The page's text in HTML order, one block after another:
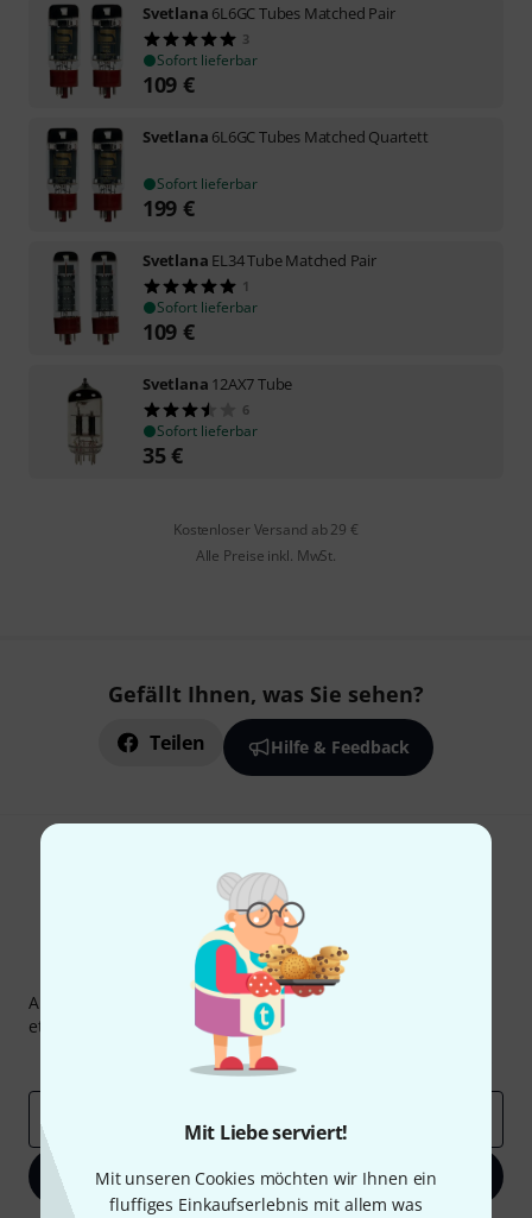
Mit Liebe serviert!
Mit unseren Cookies möchten wir Ihnen ein
fluffiges Einkaufserlebnis mit allem was
Svetlana 6L6GC Tubes Matched Pair
3
Sofort lieferbar
109 €
Svetlana 6L6GC Tubes Matched Quartett
Sofort lieferbar
199 €
Svetlana EL34 Tube Matched Pair
1
Sofort lieferbar
109 €
Svetlana 12AX7 Tube
6
Sofort lieferbar
35€
Kostenloser Versand ab 29 €
Alle Preise inkl. MwSt.
Gefällt Ihnen, was Sie sehen?
Teilen Hilfe & Feedback
Thomann Newsletter
Abonniere den Thomann Newsletter und gewinne mit
etwas Glück einen von
50 Gutscheinen
Inspirierende Beiträge
Deals
Jetzt anmelden